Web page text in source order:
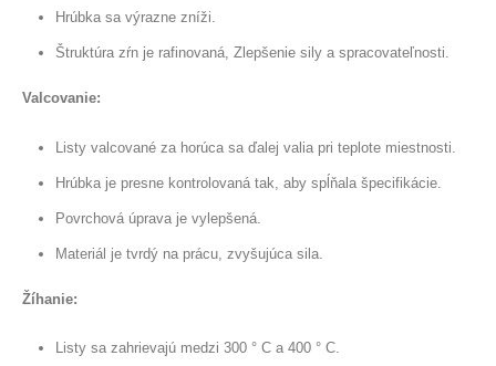
Hrúbka sa výrazne zníži.
Štruktúra zŕn je rafinovaná, Zlepšenie sily a spracovateľnosti.
Valcovanie:
Listy valcované za horúca sa ďalej valia pri teplote miestnosti.
Hrúbka je presne kontrolovaná tak, aby spĺňala špecifikácie.
Povrchová úprava je vylepšená.
Materiál je tvrdý na prácu, zvyšujúca sila.
Žíhanie:
Listy sa zahrievajú medzi 300 ° C a 400 ° C.